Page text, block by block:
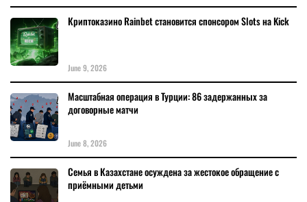
Криптоказино Rainbet становится спонсором Slots на Kick
June 9, 2026
Масштабная операция в Турции: 86 задержанных за
договорные матчи
June 8, 2026
Семья в Казахстане осуждена за жестокое обращение с
приёмными детьми